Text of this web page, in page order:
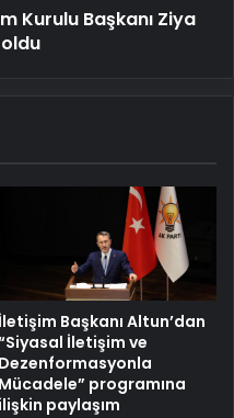
Kurulu Başkanı Ziya
oldu
İletişim Başkanı Altun’dan
İletişim ve
Dezenformasyonla
Mücadele” programına
ilişkin paylaşım